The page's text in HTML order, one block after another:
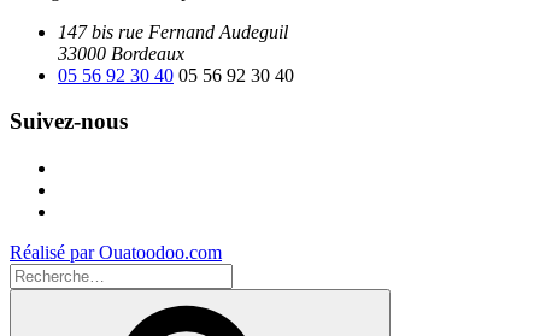
147 bis rue Fernand Audeguil
33000 Bordeaux
05 56 92 30 40 05 56 92 30 40
Suivez-nous
Réalisé par Ouatoodoo.com
Recherche
pour